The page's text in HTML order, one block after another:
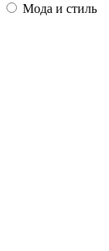
Мода и стиль